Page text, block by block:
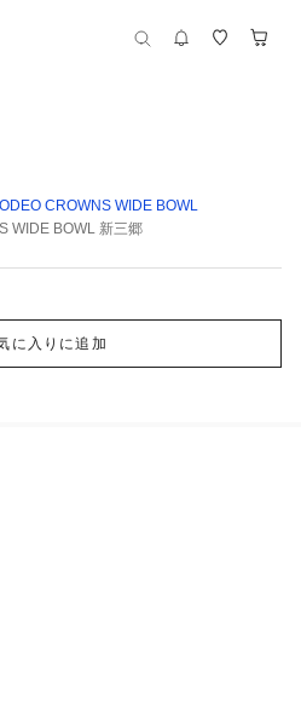
CROWNS WIDE BOWL
WIDE BOWL 新三郷
に入りに追加